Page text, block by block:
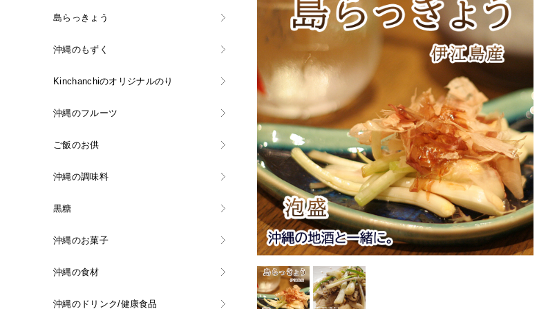
島らっきょう
沖縄のもずく
Kinchanchiのオリジナルのり
沖縄のフルーツ
ご飯のお供
沖縄の調味料
黒糖
沖縄のお菓子
沖縄の食材
沖縄のドリンク/健康食品